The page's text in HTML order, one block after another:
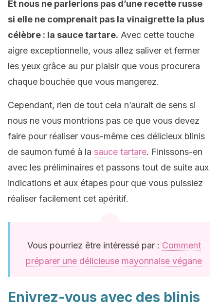
Et nous ne parlerions pas d’une recette russe
si elle ne comprenait pas la vinaigrette la plus
célèbre : la sauce tartare. Avec cette touche
aigre exceptionnelle, vous allez saliver et fermer
les yeux grâce au pur plaisir que vous procurera
chaque bouchée que vous mangerez.
Cependant, rien de tout cela n’aurait de sens si
nous ne vous montrions pas ce que vous devez
faire pour réaliser vous-même ces délicieux blinis
de saumon fumé à la sauce tartare. Finissons-en
avec les préliminaires et passons tout de suite aux
indications et aux étapes pour que vous puissiez
réaliser facilement cet apéritif.
Vous pourriez être intéressé par : Comment
préparer une délicieuse mayonnaise végane
Enivrez-vous avec des blinis